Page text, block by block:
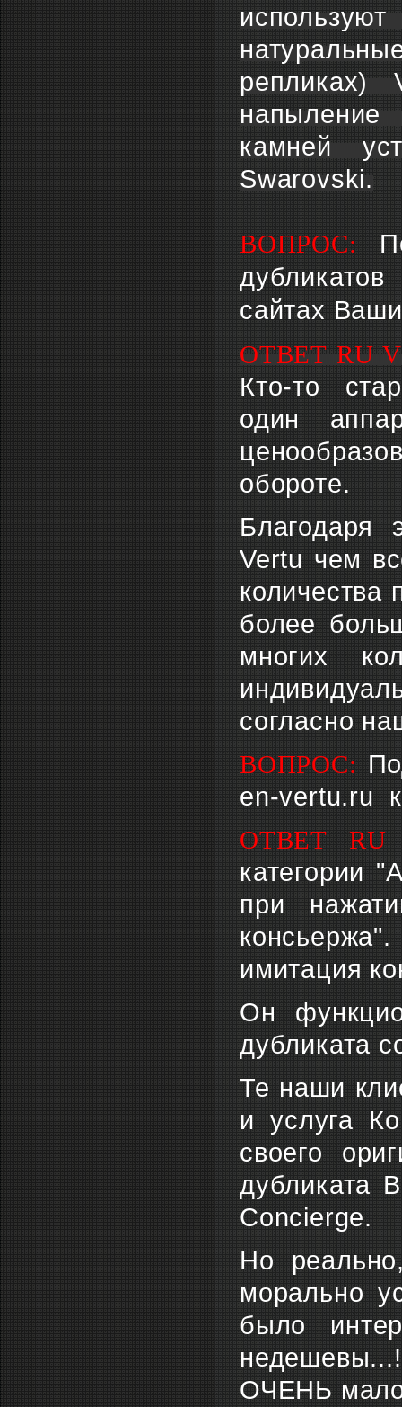
напыление
камней
Swarovski.
ВОПРОС:
сайтах
ОТВЕТ RU
Кто-то
один
обороте.
Благодаря
Vertu чем
количества
более
многих
согласно
ВОПРОС:
en-vertu.ru
ОТВЕТ RU
категории
при
имитация
Он
дубликата
Те наши
и услуга
своего
дубликата
Concierge.
Но
морально
было
ОЧЕНЬ